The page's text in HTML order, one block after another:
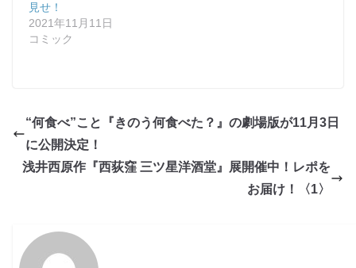
見せ！
2021年11月11日
コミック
“何食べ”こと『きのう何食べた？』の劇場版が11月3日
に公開決定！
浅井西原作『西荻窪 三ツ星洋酒堂』展開催中！レポを
お届け！〈1〉